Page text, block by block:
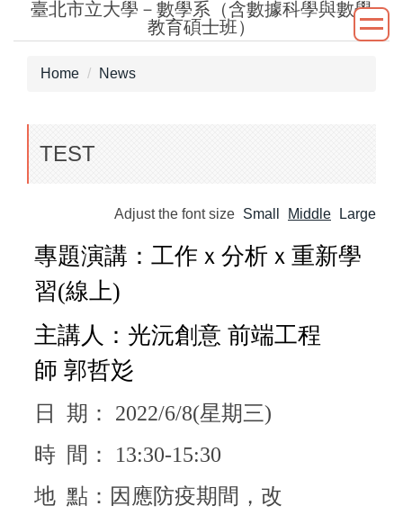
Jump
block
臺北市立大學－數學系（含數據科學與數學
教育碩士班）
Home News
TEST
Adjust the font size Small Middle Large
專題演講：工作ｘ分析ｘ重新學
習(線上)
主講人：光沅創意 前端工程
師 郭哲彣
日 期： 2022/6/8(星期三)
時 間： 13:30-15:30
地 點：因應防疫期間，改